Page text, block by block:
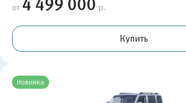
от 4 499 000 р.
Купить
Новинка